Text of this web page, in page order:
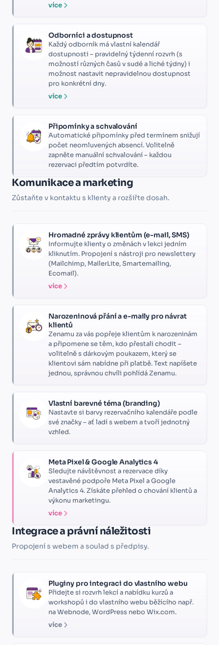
více
Odborníci a dostupnost
Každý odborník má vlastní kalendář
dostupnosti – pravidelný týdenní rozvrh (s
možností různých časů v sudé a liché týdny) i
možnost nastavit nepravidelnou dostupnost
pro konkrétní dny.
více
Připomínky a schvalování
Automatické připomínky před termínem snižují
počet neomluvených absencí. Volitelně
zapněte manuální schvalování – každou
rezervaci předtím potvrdíte.
Komunikace a marketing
Zůstaňte v kontaktu s klienty a rozšiřte dosah.
Hromadné zprávy klientům (e-mail, SMS)
Informujte klienty o změnách v lekci jedním
kliknutím. Propojení s nástroji pro newslettery
(Mailchimp, MailerLite, Smartemailing,
Ecomail).
více
Narozeninová přání a e-maily pro návrat
klientů
Zenamu za vás popřeje klientům k narozeninám
a připomene se těm, kdo přestali chodit –
volitelně s dárkovým poukazem, který se
klientovi sám nabídne při platbě. Text napíšete
jednou, správnou chvíli pohlídá Zenamu.
Vlastní barevné téma (branding)
Nastavte si barvy rezervačního kalendáře podle
své značky – ať ladí s webem a tvoří jednotný
vzhled.
Meta Pixel & Google Analytics 4
Sledujte návštěvnost a rezervace díky
vestavěné podpoře Meta Pixel a Google
Analytics 4. Získáte přehled o chování klientů a
výkonu marketingu.
více
Integrace a právní náležitosti
Propojení s webem a soulad s předpisy.
Pluginy pro integraci do vlastního webu
Přidejte si rozvrh lekcí a nabídku kurzů a
workshopů i do vlastního webu běžícího např.
na Webnode, WordPress nebo Wix.com.
více